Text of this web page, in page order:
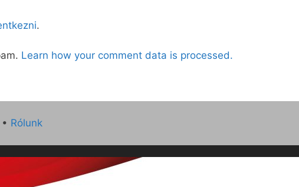
.
Learn how your comment data is processed.
• Rólunk